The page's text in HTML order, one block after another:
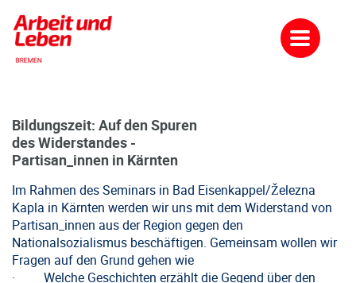
Bildungszeit: Auf den Spuren
des Widerstandes -
Partisan_innen in Kärnten
Im Rahmen des Seminars in Bad Eisenkappel/Železna
Kapla in Kärnten werden wir uns mit dem Widerstand von
Partisan_innen aus der Region gegen den
Nationalsozialismus beschäftigen. Gemeinsam wollen wir
Fragen auf den Grund gehen wie
· Welche Geschichten erzählt die Gegend über den